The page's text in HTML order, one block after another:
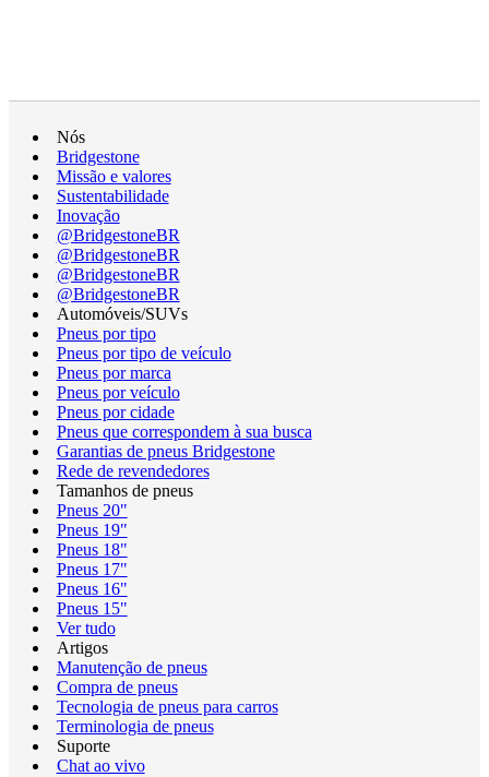
Nós
Bridgestone
Missão e valores
Sustentabilidade
Inovação
@BridgestoneBR
@BridgestoneBR
@BridgestoneBR
@BridgestoneBR
Automóveis/SUVs
Pneus por tipo
Pneus por tipo de veículo
Pneus por marca
Pneus por veículo
Pneus por cidade
Pneus que correspondem à sua busca
Garantias de pneus Bridgestone
Rede de revendedores
Tamanhos de pneus
Pneus 20"
Pneus 19"
Pneus 18"
Pneus 17"
Pneus 16"
Pneus 15"
Ver tudo
Artigos
Manutenção de pneus
Compra de pneus
Tecnologia de pneus para carros
Terminologia de pneus
Suporte
Chat ao vivo